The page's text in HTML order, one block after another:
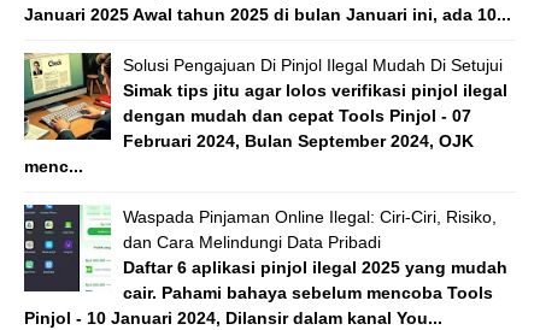
Januari 2025 Awal tahun 2025 di bulan Januari ini, ada 10...
Solusi Pengajuan Di Pinjol Ilegal Mudah Di Setujui
Simak tips jitu agar lolos verifikasi pinjol ilegal
dengan mudah dan cepat Tools Pinjol - 07
Februari 2024, Bulan September 2024, OJK
menc...
Waspada Pinjaman Online Ilegal: Ciri-Ciri, Risiko,
dan Cara Melindungi Data Pribadi
Daftar 6 aplikasi pinjol ilegal 2025 yang mudah
cair. Pahami bahaya sebelum mencoba Tools
Pinjol - 10 Januari 2024, Dilansir dalam kanal You...